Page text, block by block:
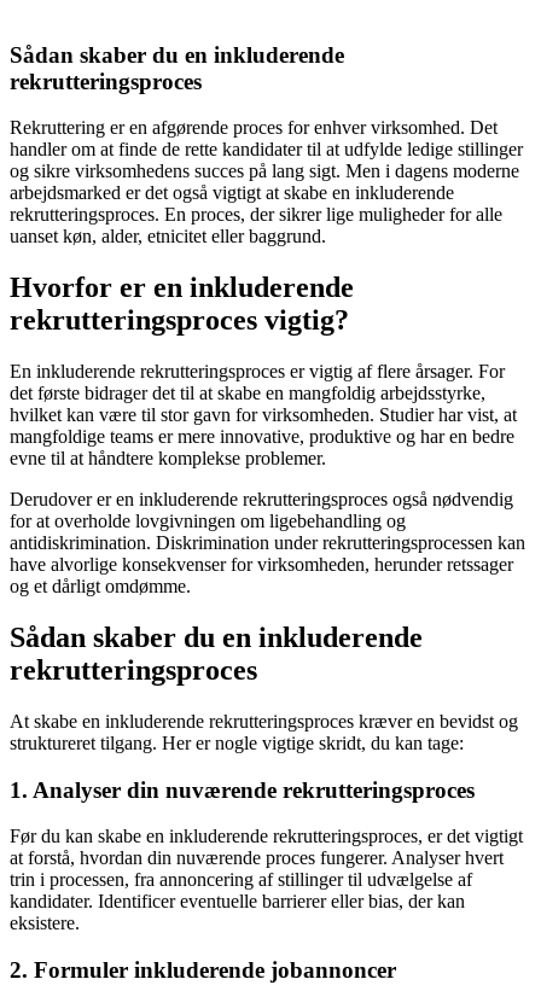
Sådan skaber du en inkluderende
rekrutteringsproces
Rekruttering er en afgørende proces for enhver virksomhed. Det
handler om at finde de rette kandidater til at udfylde ledige stillinger
og sikre virksomhedens succes på lang sigt. Men i dagens moderne
arbejdsmarked er det også vigtigt at skabe en inkluderende
rekrutteringsproces. En proces, der sikrer lige muligheder for alle
uanset køn, alder, etnicitet eller baggrund.
Hvorfor er en inkluderende
rekrutteringsproces vigtig?
En inkluderende rekrutteringsproces er vigtig af flere årsager. For
det første bidrager det til at skabe en mangfoldig arbejdsstyrke,
hvilket kan være til stor gavn for virksomheden. Studier har vist, at
mangfoldige teams er mere innovative, produktive og har en bedre
evne til at håndtere komplekse problemer.
Derudover er en inkluderende rekrutteringsproces også nødvendig
for at overholde lovgivningen om ligebehandling og
antidiskrimination. Diskrimination under rekrutteringsprocessen kan
have alvorlige konsekvenser for virksomheden, herunder retssager
og et dårligt omdømme.
Sådan skaber du en inkluderende
rekrutteringsproces
At skabe en inkluderende rekrutteringsproces kræver en bevidst og
struktureret tilgang. Her er nogle vigtige skridt, du kan tage:
1. Analyser din nuværende rekrutteringsproces
Før du kan skabe en inkluderende rekrutteringsproces, er det vigtigt
at forstå, hvordan din nuværende proces fungerer. Analyser hvert
trin i processen, fra annoncering af stillinger til udvælgelse af
kandidater. Identificer eventuelle barrierer eller bias, der kan
eksistere.
2. Formuler inkluderende jobannoncer